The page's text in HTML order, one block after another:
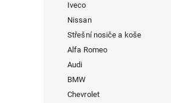
Iveco
Nissan
Střešní nosiče a koše
Alfa Romeo
Audi
BMW
Chevrolet